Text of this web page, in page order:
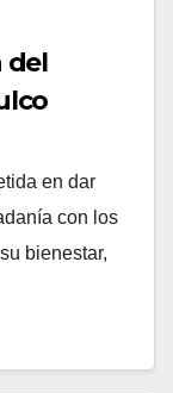
del
en dar
con los
bienestar,